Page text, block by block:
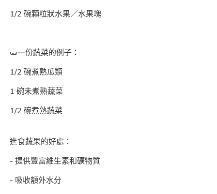
1/2 碗顆粒狀水果／水果塊
🥒一份蔬菜的例子：
1/2 碗煮熟瓜類
1 碗未煮熟蔬菜
1/2 碗煮熟蔬菜
進食蔬果的好處：
- 提供豐富維生素和礦物質
- 吸收額外水分